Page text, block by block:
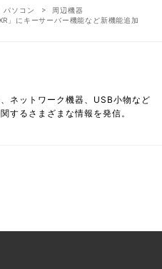
パソコン
周辺機器
」にキーサーバー機能など新機能追加
ネットワーク機器、USB小物など
するさまざまな情報を発信。